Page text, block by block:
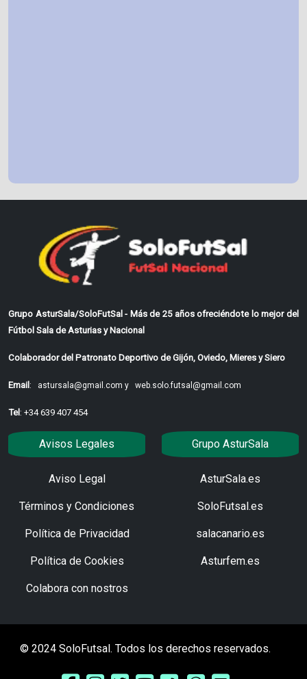
Grupo AsturSala/SoloFutSal - Más de 25 años ofreciéndote lo mejor del
Fútbol Sala de Asturias y Nacional
Colaborador del Patronato Deportivo de Gijón, Oviedo, Mieres y Siero
Email: astursala@gmail.com y web.solo.futsal@gmail.com
Tel: +34 639 407 454
Avisos Legales
Aviso Legal
Términos y Condiciones
Política de Privacidad
Política de Cookies
Colabora con nostros
Grupo AsturSala
AsturSala.es
SoloFutsal.es
salacanario.es
Asturfem.es
© 2024 SoloFutsal. Todos los derechos reservados.